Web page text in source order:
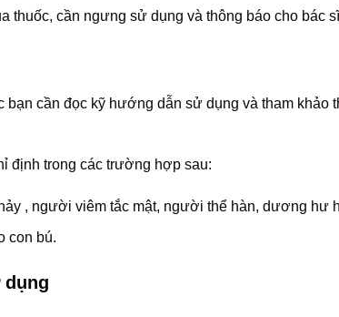
thuốc, cần ngưng sử dụng và thông báo cho
bạn cần đọc kỹ hướng dẫn sử dụng và tham khảo
định trong các trường hợp sau:
, người viêm tắc mật, người thể hàn, dương hư
con bú.